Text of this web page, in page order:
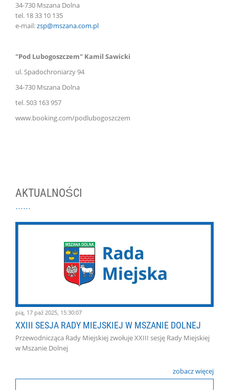
34-730 Mszana Dolna
tel. 18 33 10 135
e-mail:zsp@mszana.com.pl
"Pod Lubogoszczem" Kamil Sawicki
ul. Spadochroniarzy 94
34-730 Mszana Dolna
tel. 503 163 957
www.booking.com/podlubogoszczem
AKTUALNOŚCI
pią, 17 paź 2025, 15:30:07
XXIII SESJA RADY MIEJSKIEJ W MSZANIE DOLNEJ
Przewodnicząca Rady Miejskiej zwołuje XXIII sesję Rady Miejskiej
w Mszanie Dolnej
zobacz więcej